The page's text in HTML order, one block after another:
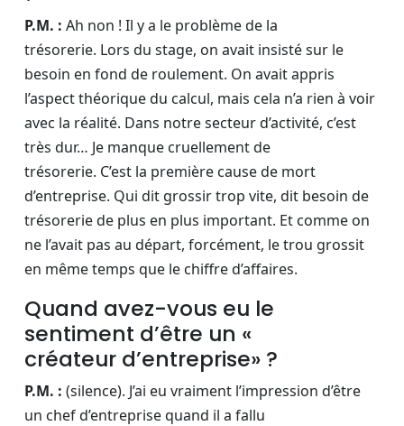
P.M. : Ah non ! Il y a le problème de la
trésorerie. Lors du stage, on avait insisté sur le
besoin en fond de roulement. On avait appris
l’aspect théorique du calcul, mais cela n’a rien à voir
avec la réalité. Dans notre secteur d’activité, c’est
très dur… Je manque cruellement de
trésorerie. C’est la première cause de mort
d’entreprise. Qui dit grossir trop vite, dit besoin de
trésorerie de plus en plus important. Et comme on
ne l’avait pas au départ, forcément, le trou grossit
en même temps que le chiffre d’affaires.
Quand avez-vous eu le
sentiment d’être un «
créateur d’entreprise» ?
P.M. : (silence). J’ai eu vraiment l’impression d’être
un chef d’entreprise quand il a fallu